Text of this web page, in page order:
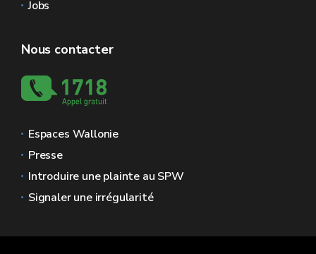
Jobs
Nous contacter
Espaces Wallonie
Presse
Introduire une plainte au SPW
Signaler une irrégularité